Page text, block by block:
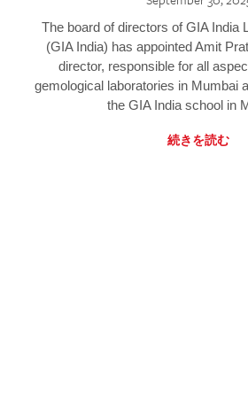
The board of directors of GIA India
(GIA India) has appointed Amit
director, responsible for all
gemological laboratories in Mumbai
the GIA India school in
続きを読む